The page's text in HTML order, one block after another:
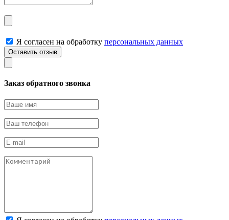
Я согласен на обработку персональных данных
Заказ обратного звонка